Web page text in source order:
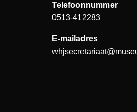
Telefoonnummer
0513-412283
E-mailadres